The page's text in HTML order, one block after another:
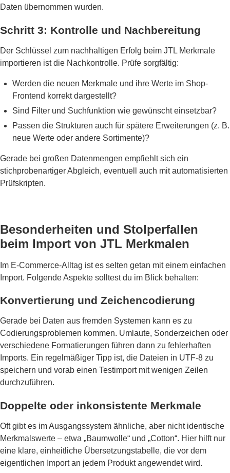
Daten übernommen wurden.
Schritt 3: Kontrolle und Nachbereitung
Der Schlüssel zum nachhaltigen Erfolg beim JTL Merkmale
importieren ist die Nachkontrolle. Prüfe sorgfältig:
Werden die neuen Merkmale und ihre Werte im Shop-
Frontend korrekt dargestellt?
Sind Filter und Suchfunktion wie gewünscht einsetzbar?
Passen die Strukturen auch für spätere Erweiterungen (z. B.
neue Werte oder andere Sortimente)?
Gerade bei großen Datenmengen empfiehlt sich ein
stichprobenartiger Abgleich, eventuell auch mit automatisierten
Prüfskripten.
Besonderheiten und Stolperfallen
beim Import von JTL Merkmalen
Im E-Commerce-Alltag ist es selten getan mit einem einfachen
Import. Folgende Aspekte solltest du im Blick behalten:
Konvertierung und Zeichencodierung
Gerade bei Daten aus fremden Systemen kann es zu
Codierungsproblemen kommen. Umlaute, Sonderzeichen oder
verschiedene Formatierungen führen dann zu fehlerhaften
Imports. Ein regelmäßiger Tipp ist, die Dateien in UTF-8 zu
speichern und vorab einen Testimport mit wenigen Zeilen
durchzuführen.
Doppelte oder inkonsistente Merkmale
Oft gibt es im Ausgangssystem ähnliche, aber nicht identische
Merkmalswerte – etwa „Baumwolle“ und „Cotton“. Hier hilft nur
eine klare, einheitliche Übersetzungstabelle, die vor dem
eigentlichen Import an jedem Produkt angewendet wird.